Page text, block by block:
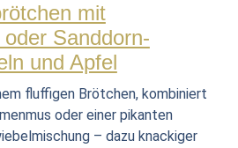
mit
Sanddorn-
und Apfel
fluffigen Brötchen, kombiniert
oder einer pikanten
– dazu knackiger